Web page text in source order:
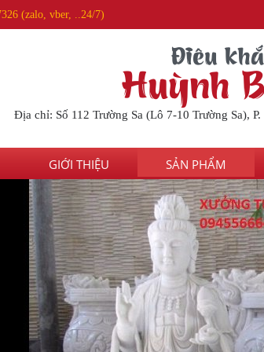
(zalo, vber, ..24/7)
Điêu
Huỳnh
Địa chỉ: Số 112 Trường Sa (Lô 7-10 Trường Sa),
GIỚI THIỆU SẢN PHẨM